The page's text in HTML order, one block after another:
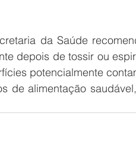
da Saúde
depois de tossir ou
potencialmente
de alimentação